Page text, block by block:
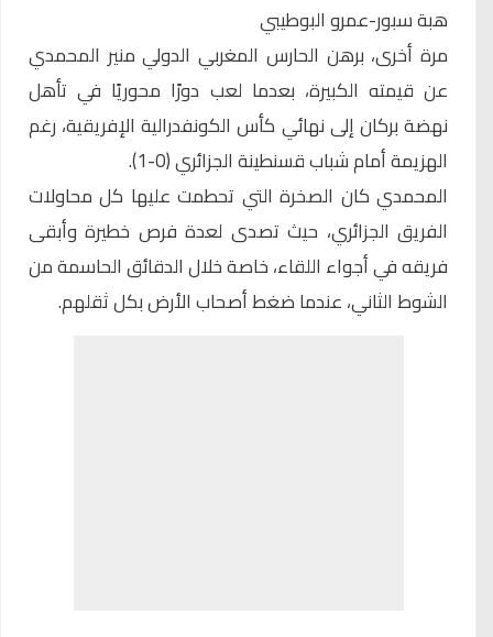
هبة سبور-عمرو البوطيبي
مرة أخرى، برهن الحارس المغربي الدولي منير المحمدي
عن قيمته الكبيرة، بعدما لعب دورًا محوريًا في تأهل
نهضة بركان إلى نهائي كأس الكونفدرالية الإفريقية، رغم
الهزيمة أمام شباب قسنطينة الجزائري (0-1).
المحمدي كان الصخرة التي تحطمت عليها كل محاولات
الفريق الجزائري، حيث تصدى لعدة فرص خطيرة وأبقى
فريقه في أجواء اللقاء، خاصة خلال الدقائق الحاسمة من
الشوط الثاني، عندما ضغط أصحاب الأرض بكل ثقلهم.